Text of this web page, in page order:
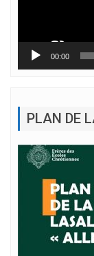
00:00
PLAN DE